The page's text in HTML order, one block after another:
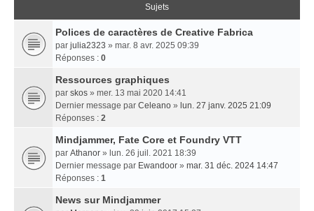
Sujets
Polices de caractères de Creative Fabrica
par julia2323 » mar. 8 avr. 2025 09:39
Réponses : 0
Ressources graphiques
par skos » mer. 13 mai 2020 14:41
Dernier message par Celeano » lun. 27 janv. 2025 21:09
Réponses : 2
Mindjammer, Fate Core et Foundry VTT
par Athanor » lun. 26 juil. 2021 18:39
Dernier message par Ewandoor » mar. 31 déc. 2024 14:47
Réponses : 1
News sur Mindjammer